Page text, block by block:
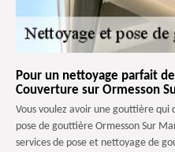
Pour un nettoyage parfait
Couverture sur Ormesson
Vous voulez avoir une gouttière
pose de gouttière Ormesson Sur
services de pose et nettoyage de